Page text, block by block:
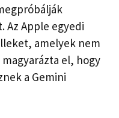
Az Apple egyedi
amelyek nem
el, hogy
a Gemini